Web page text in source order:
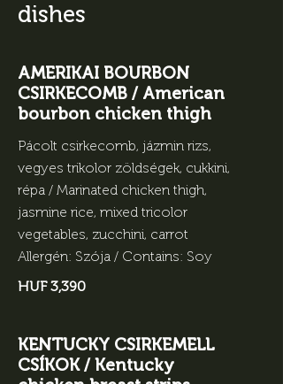
dishes
AMERIKAI BOURBON
CSIRKECOMB / American
bourbon chicken thigh
Pácolt csirkecomb, jázmin rizs,
vegyes trikolor zöldségek, cukkini,
répa / Marinated chicken thigh,
jasmine rice, mixed tricolor
vegetables, zucchini, carrot
Allergén: Szója / Contains: Soy
HUF 3,390
KENTUCKY CSIRKEMELL
CSÍKOK / Kentucky